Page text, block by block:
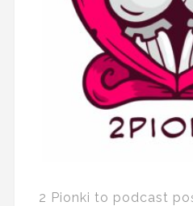
2 Pionki to podcast